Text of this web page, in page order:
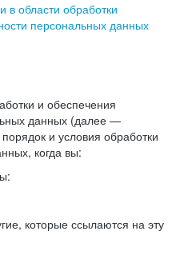
в области обработки
персональных данных
и обеспечения
данных (далее —
и условия обработки
когда вы:
которые ссылаются на эту